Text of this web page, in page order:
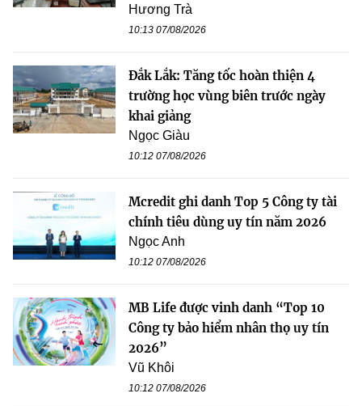
Hương Trà
10:13 07/08/2026
Đắk Lắk: Tăng tốc hoàn thiện 4
trường học vùng biên trước ngày
khai giảng
Ngọc Giàu
10:12 07/08/2026
Mcredit ghi danh Top 5 Công ty tài
chính tiêu dùng uy tín năm 2026
Ngọc Anh
10:12 07/08/2026
MB Life được vinh danh “Top 10
Công ty bảo hiểm nhân thọ uy tín
2026”
Vũ Khôi
10:12 07/08/2026